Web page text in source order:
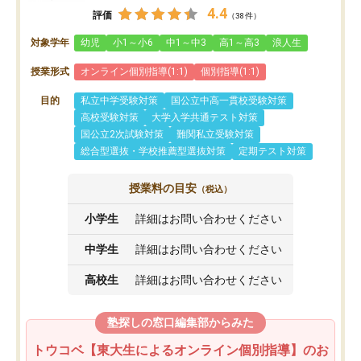
評価 4.4 （38件）
対象学年 幼児 小1～小6 中1～中3 高1～高3 浪人生
授業形式 オンライン個別指導(1:1) 個別指導(1:1)
目的 私立中学受験対策
国公立中高一貫校受験対策
高校受験対策
大学入学共通テスト対策
国公立2次試験対策
難関私立受験対策
総合型選抜・学校推薦型選抜対策
定期テスト対策
授業料の目安 （税込）
小学生 詳細はお問い合わせください
中学生 詳細はお問い合わせください
高校生 詳細はお問い合わせください
塾探しの窓口編集部からみた
トウコベ【東大生によるオンライン個別指導】のお